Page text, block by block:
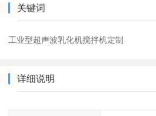
关键词
工业型超声波乳化机搅拌机定制
详细说明